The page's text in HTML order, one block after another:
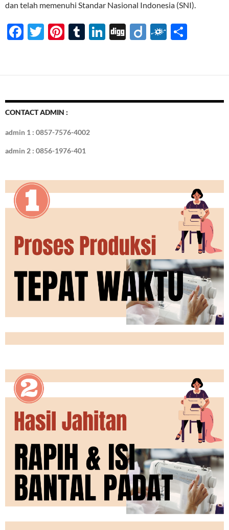
dan telah memenuhi Standar Nasional Indonesia (SNI).
F
b
o
o
k
T
er
Pi
es
t
T
bl
r
Li
e
dI
Di Di F
d e
CONTACT ADMIN :
admin 1 : 0857-7576-4002
admin 2 : 0856-1976-401